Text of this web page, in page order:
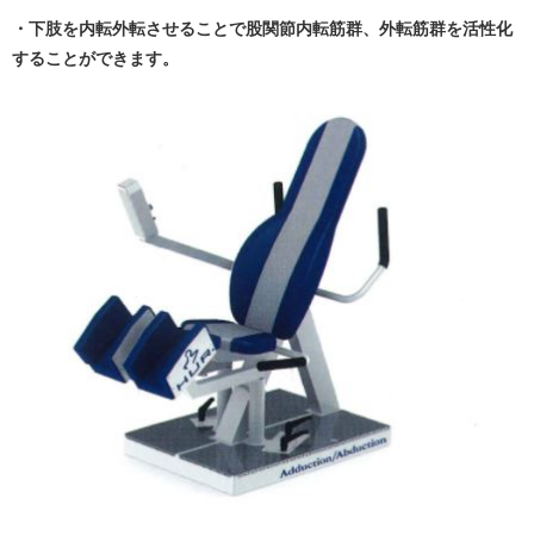
・下肢を内転外転させることで股関節内転筋群、外転筋群を活性化
することができます。